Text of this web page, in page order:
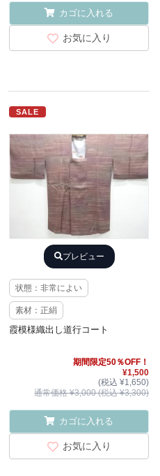
カゴに入れる
お気に入り
SALE
プレビュー
状態：非常によい
素材：正絹
霞模様織出し道行コート
期間限定50％OFF！
¥1,500
(税込 ¥1,650)
通常価格 ¥3,000 (税込 ¥3,300)
カゴに入れる
お気に入り